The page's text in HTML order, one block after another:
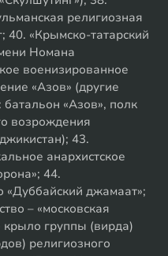
религиозная
40. «Крымско-татарский
Номана
военизированное
«Азов» (другие
«Азов», полк
возрождения
43.
анархистское
44.
«Дуббайский джамаат»;
– «московская
группы (вирда)
религиозного